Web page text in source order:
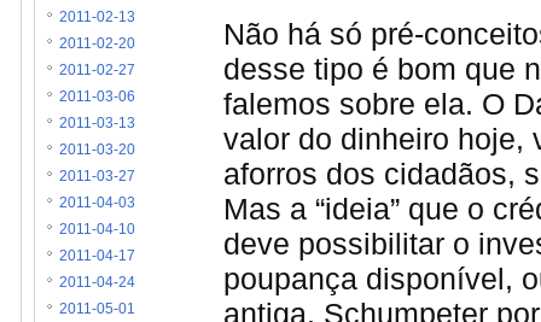
Não há só pré-
desse tipo é bom que
falemos sobre ela. O
valor do dinheiro hoje,
aforros dos cidadãos,
Mas a “ideia” que o
deve possibilitar o
poupança disponível,
antiga, Schumpeter
2011-02-13
2011-02-20
2011-02-27
2011-03-06
2011-03-13
2011-03-20
2011-03-27
2011-04-03
2011-04-10
2011-04-17
2011-04-24
2011-05-01